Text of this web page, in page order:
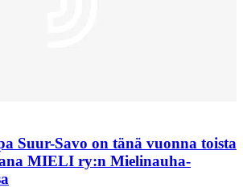
Suur-Savo on tänä vuonna toista
MIELI ry:n Mielinauha-